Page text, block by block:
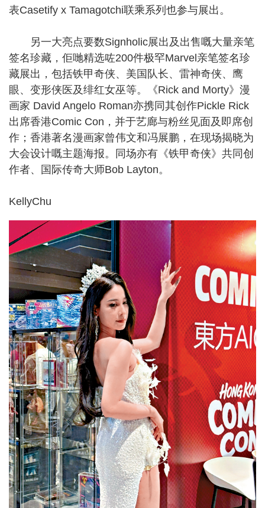
表Casetify x Tamagotchi联乘系列也参与展出。
另一大亮点要数Signholic展出及出售嘅大量亲笔
签名珍藏，佢哋精选咗200件极罕Marvel亲笔签名珍
藏展出，包括铁甲奇侠、美国队长、雷神奇侠、鹰
眼、变形侠医及绯红女巫等。《Rick and Morty》漫
画家 David Angelo Roman亦携同其创作Pickle Rick
出席香港Comic Con，并于艺廊与粉丝见面及即席创
作；香港著名漫画家曾伟文和冯展鹏，在现场揭晓为
大会设计嘅主题海报。同场亦有《铁甲奇侠》共同创
作者、国际传奇大师Bob Layton。
KellyChu